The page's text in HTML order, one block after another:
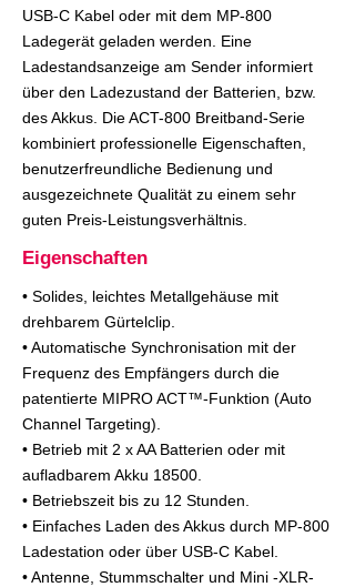
USB-C Kabel oder mit dem MP-800
Ladegerät geladen werden. Eine
Ladestandsanzeige am Sender informiert
über den Ladezustand der Batterien, bzw.
des Akkus. Die ACT-800 Breitband-Serie
kombiniert professionelle Eigenschaften,
benutzerfreundliche Bedienung und
ausgezeichnete Qualität zu einem sehr
guten Preis-Leistungsverhältnis.
Eigenschaften
• Solides, leichtes Metallgehäuse mit
drehbarem Gürtelclip.
• Automatische Synchronisation mit der
Frequenz des Empfängers durch die
patentierte MIPRO ACT™-Funktion (Auto
Channel Targeting).
• Betrieb mit 2 x AA Batterien oder mit
aufladbarem Akku 18500.
• Betriebszeit bis zu 12 Stunden.
• Einfaches Laden des Akkus durch MP-800
Ladestation oder über USB-C Kabel.
• Antenne, Stummschalter und Mini -XLR-